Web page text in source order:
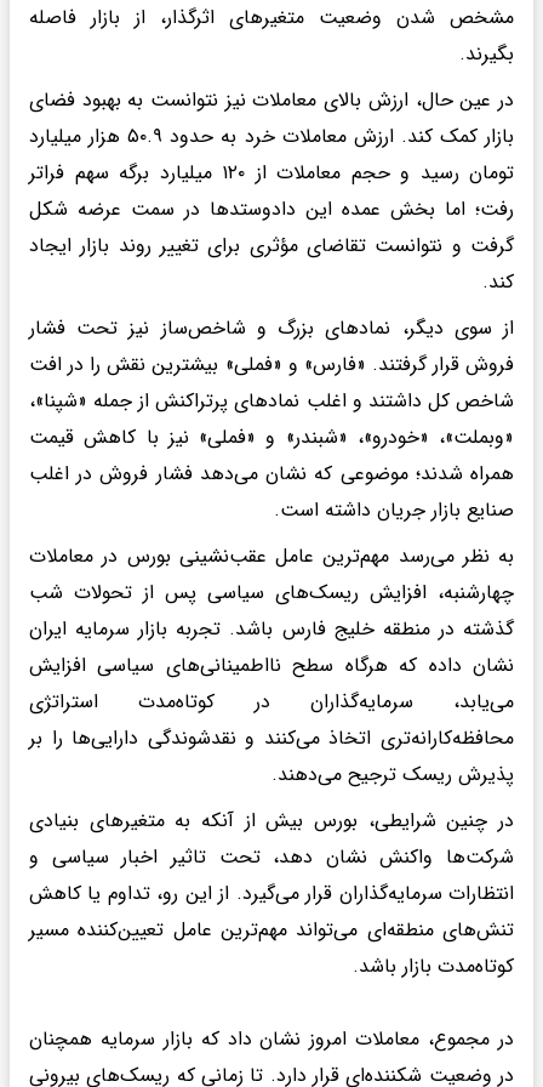
مشخص شدن وضعیت متغیرهای اثرگذار، از بازار فاصله
بگیرند.
در عین حال، ارزش بالای معاملات نیز نتوانست به بهبود فضای
بازار کمک کند. ارزش معاملات خرد به حدود ۵۰.۹ هزار میلیارد
تومان رسید و حجم معاملات از ۱۲۰ میلیارد برگه سهم فراتر
رفت؛ اما بخش عمده این دادوستدها در سمت عرضه شکل
گرفت و نتوانست تقاضای مؤثری برای تغییر روند بازار ایجاد
کند.
از سوی دیگر، نمادهای بزرگ و شاخص‌ساز نیز تحت فشار
فروش قرار گرفتند. «فارس» و «فملی» بیشترین نقش را در افت
شاخص کل داشتند و اغلب نمادهای پرتراکنش از جمله «شپنا»،
«وبملت»، «خودرو»، «شبندر» و «فملی» نیز با کاهش قیمت
همراه شدند؛ موضوعی که نشان می‌دهد فشار فروش در اغلب
صنایع بازار جریان داشته است.
به نظر می‌رسد مهم‌ترین عامل عقب‌نشینی بورس در معاملات
چهارشنبه، افزایش ریسک‌های سیاسی پس از تحولات شب
گذشته در منطقه خلیج فارس باشد. تجربه بازار سرمایه ایران
نشان داده که هرگاه سطح نااطمینانی‌های سیاسی افزایش
می‌یابد، سرمایه‌گذاران در کوتاه‌مدت استراتژی
محافظه‌کارانه‌تری اتخاذ می‌کنند و نقدشوندگی دارایی‌ها را بر
پذیرش ریسک ترجیح می‌دهند.
در چنین شرایطی، بورس بیش از آنکه به متغیرهای بنیادی
شرکت‌ها واکنش نشان دهد، تحت تاثیر اخبار سیاسی و
انتظارات سرمایه‌گذاران قرار می‌گیرد. از این رو، تداوم یا کاهش
تنش‌های منطقه‌ای می‌تواند مهم‌ترین عامل تعیین‌کننده مسیر
کوتاه‌مدت بازار باشد.
در مجموع، معاملات امروز نشان داد که بازار سرمایه همچنان
در وضعیت شکننده‌ای قرار دارد. تا زمانی که ریسک‌های بیرونی